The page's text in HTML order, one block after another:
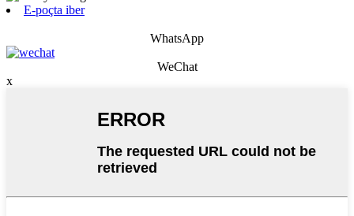
E-poçta iber
WhatsApp
WeChat
x